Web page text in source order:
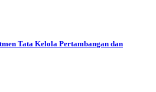
Tata Kelola Pertambangan dan